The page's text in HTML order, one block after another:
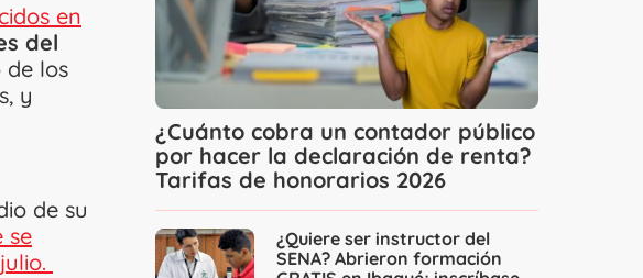
en
del
de los
y
de su
se
¿Cuánto cobra un contador público
por hacer la declaración de renta?
Tarifas de honorarios 2026
¿Quiere ser instructor del
SENA? Abrieron formación